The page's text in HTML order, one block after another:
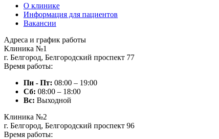
О клинике
Информация для пациентов
Вакансии
Адреса и график работы
Клиника №1
г. Белгород, Белгородский проспект 77
Время работы:
Пн - Пт: 08:00 – 19:00
Сб: 08:00 – 18:00
Вc: Выходной
Клиника №2
г. Белгород, Белгородский проспект 96
Время работы: